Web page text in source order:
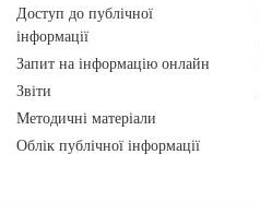
Доступ до публічної
інформації
Запит на інформацію онлайн
Звіти
Методичні матеріали
Облік публічної інформації